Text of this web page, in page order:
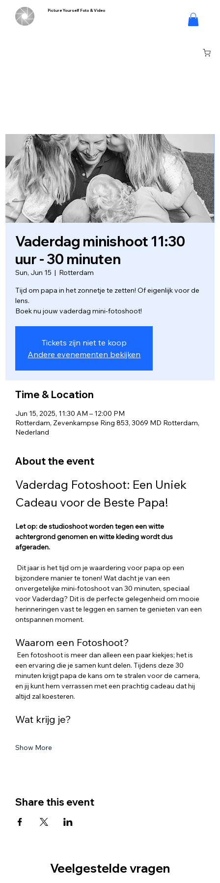
Log In
Picture Yourself Foto & Video
Veelgestelde vragen
Vaderdag minishoot 11:30
uur - 30 minuten
Sun, Jun 15
  |
Rotterdam
Tijd om papa in het zonnetje te zetten! Of eigenlijk voor de
lens.
Boek nu jouw vaderdag mini-fotoshoot!
Tickets zijn niet te koop
Andere evenementen bekijken
Time & Location
Jun 15, 2025, 11:30 AM – 12:00 PM
Rotterdam, Zevenkampse Ring 853, 3069 MD Rotterdam,
Nederland
About the event
Vaderdag Fotoshoot: Een Uniek
Cadeau voor de Beste Papa!
Let op: de studioshoot worden tegen een witte
achtergrond genomen en witte kleding wordt dus
afgeraden.
Dit jaar is het tijd om je waardering voor papa op een
bijzondere manier te tonen! Wat dacht je van een
onvergetelijke mini-fotoshoot van 30 minuten, speciaal
voor Vaderdag? Dit is de perfecte gelegenheid om mooie
herinneringen vast te leggen en samen te genieten van een
ontspannen moment.
Waarom een Fotoshoot?
Een fotoshoot is meer dan alleen een paar kiekjes; het is
een ervaring die je samen kunt delen. Tijdens deze 30
minuten krijgt papa de kans om te stralen voor de camera,
en jij kunt hem verrassen met een prachtig cadeau dat hij
altijd zal koesteren.
Wat krijg je?
Show More
Share this event